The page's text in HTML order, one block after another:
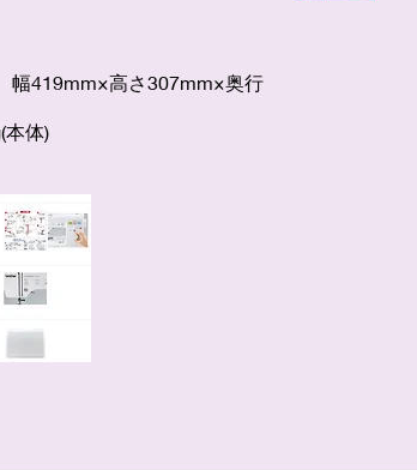
幅419mm×高さ307mm×奥行
本体)